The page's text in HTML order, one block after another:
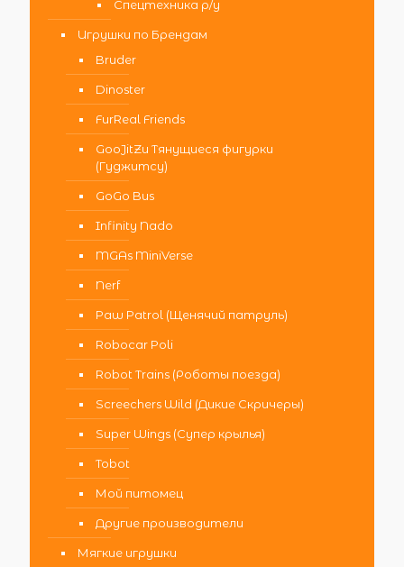
Спецтехника р/у
Игрушки по Брендам
Bruder
Dinoster
FurReal Friends
GooJitZu Тянущиеся фигурки
(Гуджитсу)
GoGo Bus
Infinity Nado
MGAs MiniVerse
Nerf
Paw Patrol (Щенячий патруль)
Robocar Poli
Robot Trains (Роботы поезда)
Screechers Wild (Дикие Скричеры)
Super Wings (Супер крылья)
Tobot
Мой питомец
Другие производители
Мягкие игрушки